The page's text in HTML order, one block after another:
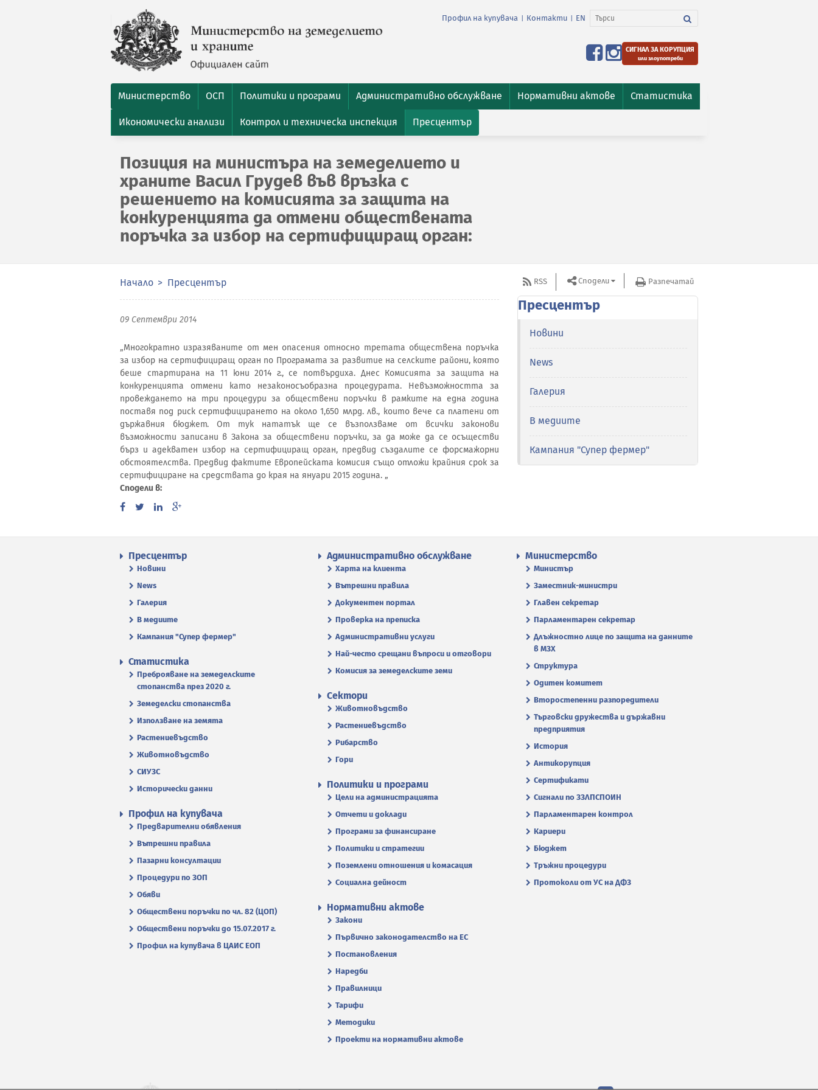
Профил на купувача Контакти EN
СИГНАЛ ЗА КОРУПЦИЯ
или злоупотреби
Министерство ОСП Политики и програми Административно обслужване Нормативни актове Статистика
Икономически анализи Контрол и техническа инспекция Пресцентър
Позиция на министъра на земеделието и
храните Васил Грудев във връзка с
решението на комисията за защита на
конкуренцията да отмени обществената
поръчка за избор на сертифициращ орган:
Начало Пресцентър
09 Септември 2014
„Многократно изразяваните от мен опасения относно третата обществена поръчка
за избор на сертифициращ орган по Програмата за развитие на селските райони, която
беше стартирана на 11 юни 2014 г., се потвърдиха. Днес Комисията за защита на
конкуренцията отмени като незаконосъобразна процедурата. Невъзможността за
провеждането на три процедури за обществени поръчки в рамките на една година
поставя под риск сертифицирането на около 1,650 млрд. лв., които вече са платени от
държавния бюджет. От тук нататък ще се възползваме от всички законови
възможности записани в Закона за обществени поръчки, за да може да се осъществи
бърз и адекватен избор на сертифициращ орган, предвид създалите се форсмажорни
обстоятелства. Предвид фактите Европейската комисия също отложи крайния срок за
сертифициране на средствата до края на януари 2015 година. „
Сподели в:
RSS Сподели Разпечатай
Пресцентър
Новини
News
Галерия
В медиите
Кампания "Супер фермер"
Пресцентър
Новини
News
Галерия
В медиите
Кампания "Супер фермер"
Административно обслужване
Харта на клиента
Вътрешни правила
Документен портал
Проверка на преписка
Административни услуги
Най-често срещани въпроси и отговори
Комисия за земеделските земи
Министерство
Министър
Заместник-министри
Главен секретар
Парламентарен секретар
Длъжностно лице по защита на данните
в МЗХ
Структура
Одитен комитет
Второстепенни разпоредители
Търговски дружества и държавни
предприятия
История
Антикорупция
Сертификати
Сигнали по ЗЗЛПСПОИН
Парламентарен контрол
Кариери
Бюджет
Тръжни процедури
Протоколи от УС на ДФЗ
Статистика
Преброяване на земеделските
стопанства през 2020 г.
Земеделски стопанства
Използване на земята
Растениевъдство
Животновъдство
СИУЗС
Исторически данни
Сектори
Животновъдство
Растениевъдство
Рибарство
Гори
Политики и програми
Цели на администрацията
Отчети и доклади
Програми за финансиране
Политики и стратегии
Поземлени отношения и комасация
Социална дейност
Профил на купувача
Предварителни обявления
Вътрешни правила
Пазарни консултации
Процедури по ЗОП
Обяви
Обществени поръчки по чл. 82 (ЦОП)
Обществени поръчки до 15.07.2017 г.
Профил на купувача в ЦАИС ЕОП
Нормативни актове
Закони
Първично законодателство на ЕС
Постановления
Наредби
Правилници
Тарифи
Методики
Проекти на нормативни актове